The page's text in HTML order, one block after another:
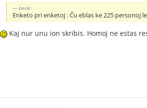
pace:
Enketo pri enketoj : Ĉu eblas ke 225 personoj
Kaj nur unu ion skribis. Homoj ne estas